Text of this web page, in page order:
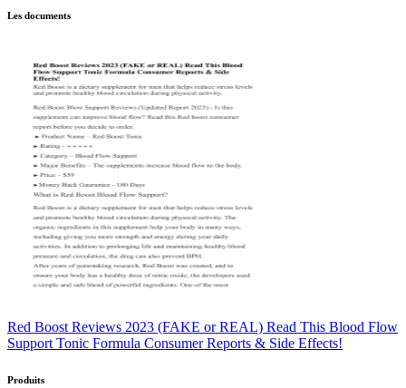
Les documents
Red Boost Reviews 2023 (FAKE or REAL) Read This Blood Flow
Support Tonic Formula Consumer Reports & Side Effects!
Produits